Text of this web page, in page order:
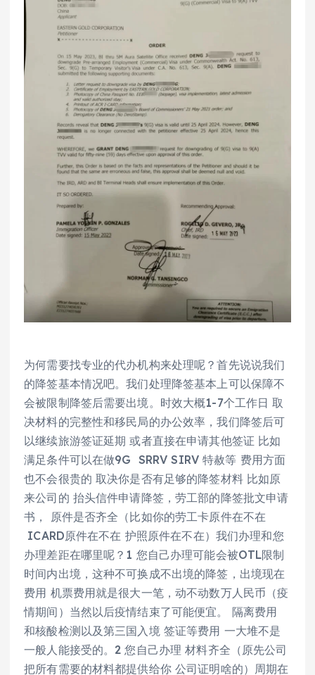
为何需要找专业的代办机构来处理呢？首先说说我们
的降签基本情况吧。我们处理降签基本上可以保障不
会被限制降签后需要出境。时效大概1-7个工作日 取
决材料的完整性和移民局的办公效率，我们降签后可
以继续旅游签证延期 或者直接在申请其他签证 比如
满足条件可以在做9G SRRV SIRV 特赦等 费用方面
也不会很贵的 取决你是否有足够的降签材料 比如原
来公司的 抬头信件申请降签，劳工部的降签批文申请
书， 原件是否齐全（比如你的劳工卡原件在不在
ICARD原件在不在 护照原件在不在）我们办理和您
办理差距在哪里呢？1 您自己办理可能会被OTL限制
时间内出境，这种不可换成不出境的降签，出境现在
费用 机票费用就是很大一笔，动不动数万人民币（疫
情期间）当然以后疫情结束了可能便宜。 隔离费用
和核酸检测以及第三国入境 签证等费用 一大堆不是
一般人能接受的。2 您自己办理 材料齐全（原先公司
把所有需要的材料都提供给你 公司证明啥的）周期在